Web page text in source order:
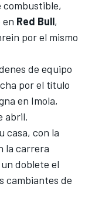
combustible,
en Red Bull,
por el mismo
de equipo
por el título
en Imola,
abril.
casa, con la
la carrera
doblete el
cambiantes de